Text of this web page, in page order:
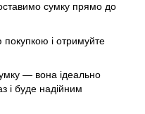
сумку прямо до
і отримуйте
— вона ідеально
і буде надійним